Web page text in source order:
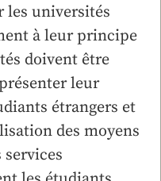
les universités
à leur principe
doivent être
leur
étrangers et
des moyens
services